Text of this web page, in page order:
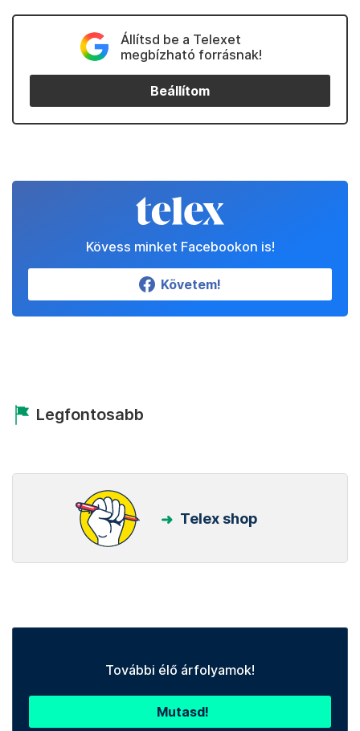
Állítsd be a Telexet
megbízható forrásnak!
Beállítom
Kövess minket Facebookon is!
Követem!
Legfontosabb
Telex shop
További élő árfolyamok!
Mutasd!